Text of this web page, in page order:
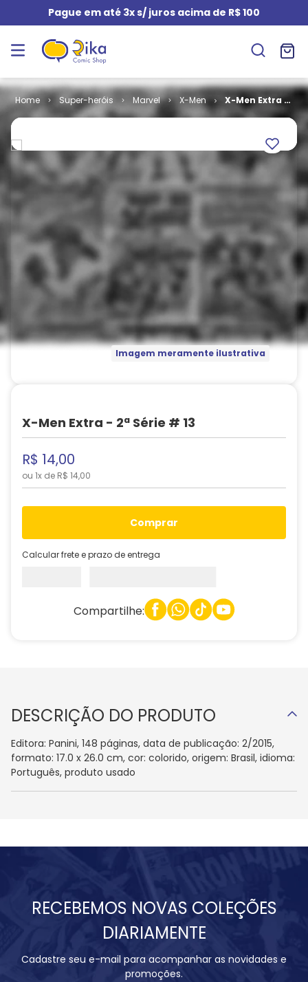
Pague em até 3x s/ juros acima de R$ 100
Super-heróis Marvel X-Men
X-Men Extra -
2ª Série # 13
Imagem meramente ilustrativa
X-Men Extra - 2ª Série # 13
R$ 14,00
ou 1x de R$ 14,00
comprar
Calcular frete e prazo de entrega
Compartilhe:
DESCRIÇÃO DO PRODUTO
Editora: Panini, 148 páginas, data de publicação: 2/2015,
formato: 17.0 x 26.0 cm, cor: colorido, origem: Brasil, idioma:
Português, produto usado
RECEBEMOS NOVAS COLEÇÕES
DIARIAMENTE
Cadastre seu e-mail para acompanhar as novidades e
promoções.